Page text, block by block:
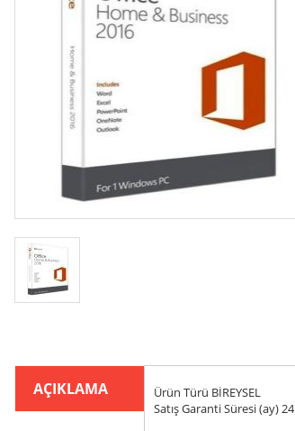
AÇIKLAMA
Ürün Türü BİREYSEL
Satış Garanti Süresi (ay) 24